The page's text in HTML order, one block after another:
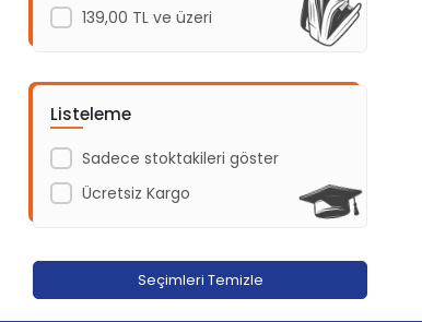
Aihao
Akabe ahediyelik
AKABE HEDİYELİK
Akademi Çocuk
Akademi Çocuk - Funny Mat
Akaşa Yayınları
Akçağ Yayınları
139,00 TL ve üzeri
Listeleme
Sadece stoktakileri göster
Ücretsiz Kargo
Seçimleri Temizle